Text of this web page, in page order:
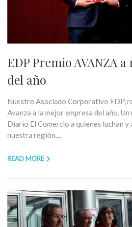
EDP Premio AVANZA
del año
Nuestro Asociado Corporativo EDP,
Avanza a la mejor empresa del año.
Diario El Comercio a quienes luchan y
nuestra región....
READ MORE